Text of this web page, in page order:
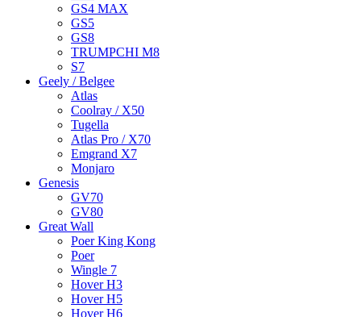
GS4 MAX
GS5
GS8
TRUMPCHI M8
S7
Geely / Belgee
Atlas
Coolray / X50
Tugella
Atlas Pro / X70
Emgrand X7
Monjaro
Genesis
GV70
GV80
Great Wall
Poer King Kong
Poer
Wingle 7
Hover H3
Hover H5
Hover H6